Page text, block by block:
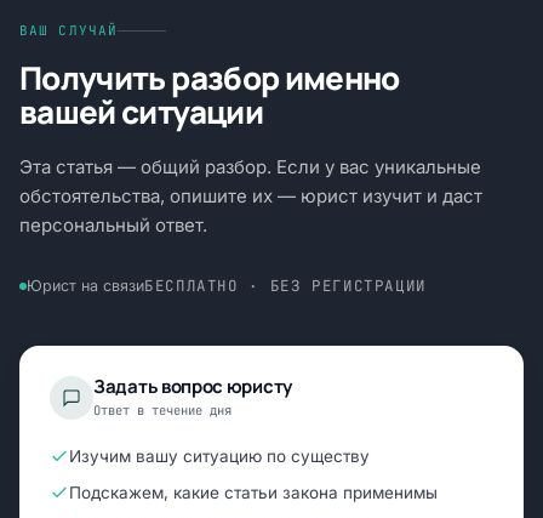
ВАШ СЛУЧАЙ
Получить разбор именно
вашей ситуации
Эта статья — общий разбор. Если у вас уникальные
обстоятельства, опишите их — юрист изучит и даст
персональный ответ.
Юрист на связиБЕСПЛАТНО · БЕЗ РЕГИСТРАЦИИ
Задать вопрос юристу
Ответ в течение дня
Изучим вашу ситуацию по существу
Подскажем, какие статьи закона применимы